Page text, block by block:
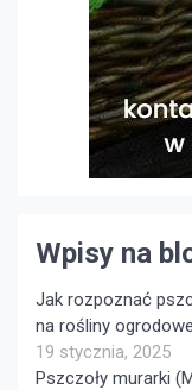
Wpisy na
Jak rozpoznać
na rośliny
19 stycznia, 2025
Pszczoły murarki